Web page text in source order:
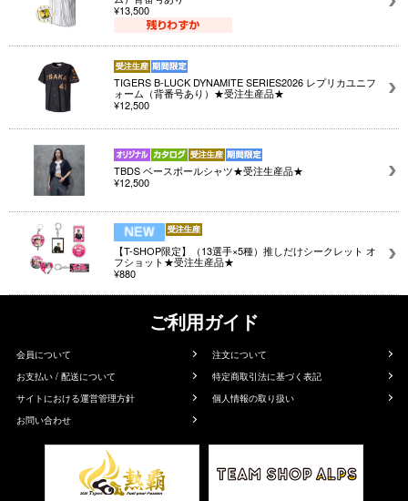
¥13,500
TIGERS B-LUCK DYNAMITE SERIES2026 レプリカユニフ
ォーム（背番号あり）★受注生産品★
¥12,500
TBDS ベースボールシャツ★受注生産品★
¥12,500
【T-SHOP限定】（13選手×5種）推しだけシークレット オ
フショット★受注生産品★
¥880
ご利用ガイド
会員について
注文について
お支払い / 配送について
特定商取引法に基づく表記
サイトにおける運営管理方針
個人情報の取り扱い
お問い合わせ